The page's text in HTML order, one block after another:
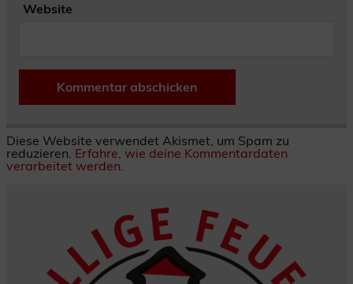
Website
Diese Website verwendet Akismet, um Spam zu
reduzieren. Erfahre, wie deine Kommentardaten
verarbeitet werden.